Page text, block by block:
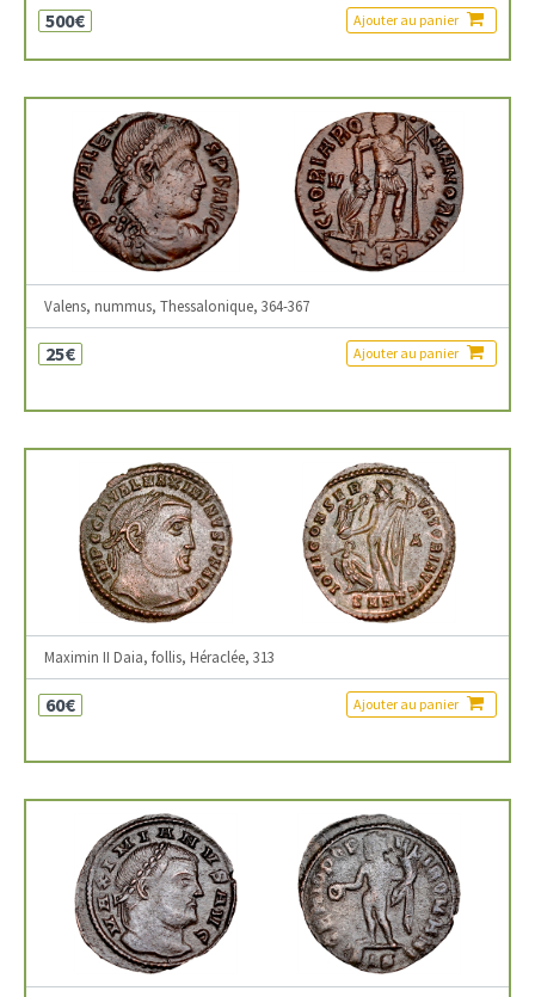
500€ Ajouter au panier
Valens, nummus, Thessalonique, 364-367
25€ Ajouter au panier
Maximin II Daia, follis, Héraclée, 313
60€ Ajouter au panier